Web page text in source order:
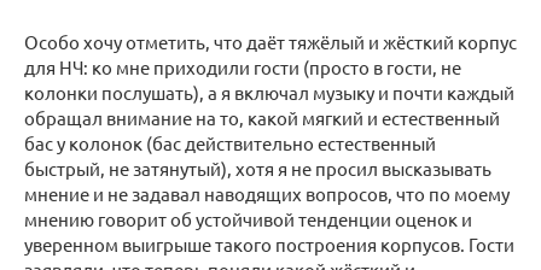
Особо хочу отметить, что даёт тяжёлый и жёсткий корпус
для НЧ: ко мне приходили гости (просто в гости, не
колонки послушать), а я включал музыку и почти каждый
обращал внимание на то, какой мягкий и естественный
бас у колонок (бас действительно естественный
быстрый, не затянутый), хотя я не просил высказывать
мнение и не задавал наводящих вопросов, что по моему
мнению говорит об устойчивой тенденции оценок и
уверенном выигрыше такого построения корпусов. Гости